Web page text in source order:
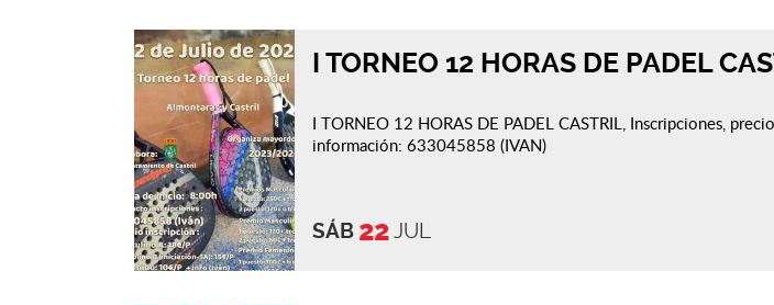
I TORNEO 12 HORAS DE PADEL
I TORNEO 12 HORAS DE PADEL CASTRIL, Inscripciones,
información: 633045858 (IVAN)
SÁB 22JUL